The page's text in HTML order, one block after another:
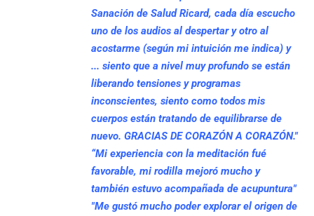
Sanación de Salud Ricard, cada día escucho
uno de los audios al despertar y otro al
acostarme (según mi intuición me indica) y
... siento que a nivel muy profundo se están
liberando tensiones y programas
inconscientes, siento como todos mis
cuerpos están tratando de equilibrarse de
nuevo. GRACIAS DE CORAZÓN A CORAZÓN."
“Mi experiencia con la meditación fué
favorable, mi rodilla mejoró mucho y
también estuvo acompañada de acupuntura"
"Me gustó mucho poder explorar el origen de